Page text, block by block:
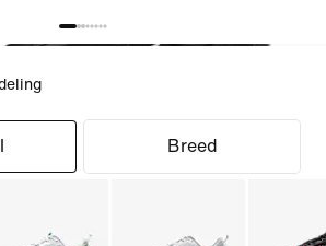
Breed